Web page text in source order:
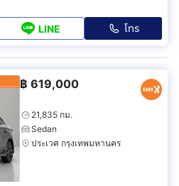
LINE โทร
฿ 619,000
21,835 กม.
Sedan
ประเวศ กรุงเทพมหานคร